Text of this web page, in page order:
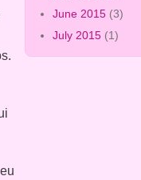
June 2015 (3)
July 2015 (1)